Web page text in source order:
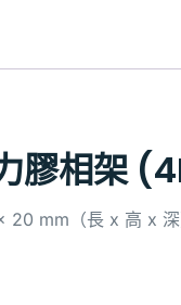
膠相架
20 mm（長 x 高 x 深